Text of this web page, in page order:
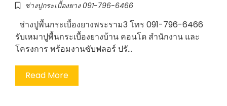
ช่างปูกระเบื้องยาง 091-796-6466
ช่างปูพื้นกระเบื้องยางพระราม3 โทร 091-796-6466
รับเหมาปูพื้นกระเบื้องยางบ้าน คอนโด สำนักงาน และ
โครงการ พร้อมงานซับฟลอร์ ปรั…
Read More